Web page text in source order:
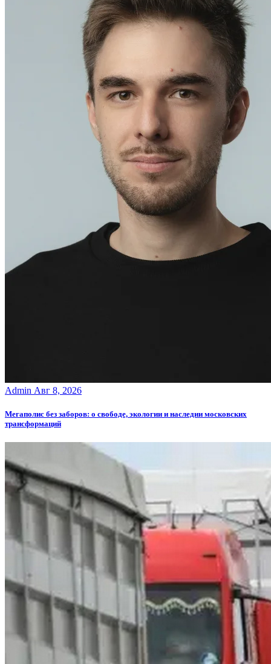
Admin Авг 8, 2026
Мегаполис без заборов: о свободе, экологии и наследии московских
трансформаций